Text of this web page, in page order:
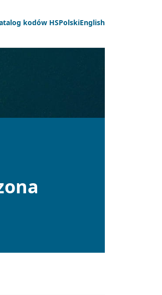
kodów HSPolskiEnglish